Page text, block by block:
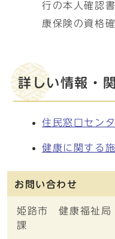
行の本人確認
康保険の資格
詳しい情報・
住民窓口セン
健康に関する
お問い合わせ
姫路市 健康福祉
課